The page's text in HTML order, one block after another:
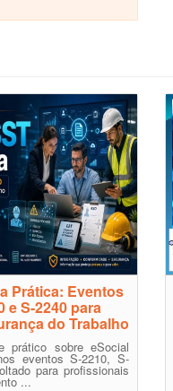
Prática: Eventos
e S-2240 para
do Trabalho
prático sobre eSocial
eventos S-2210, S-
para profissionais
...